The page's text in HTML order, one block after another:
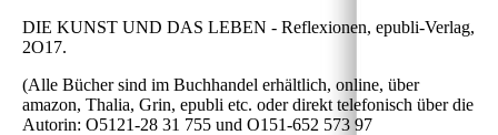
DIE KUNST UND DAS LEBEN - Reflexionen, epubli-Verlag,
2O17.
(Alle Bücher sind im Buchhandel erhältlich, online, über
amazon, Thalia, Grin, epubli etc. oder direkt telefonisch über die
Autorin: O5121-28 31 755 und O151-652 573 97